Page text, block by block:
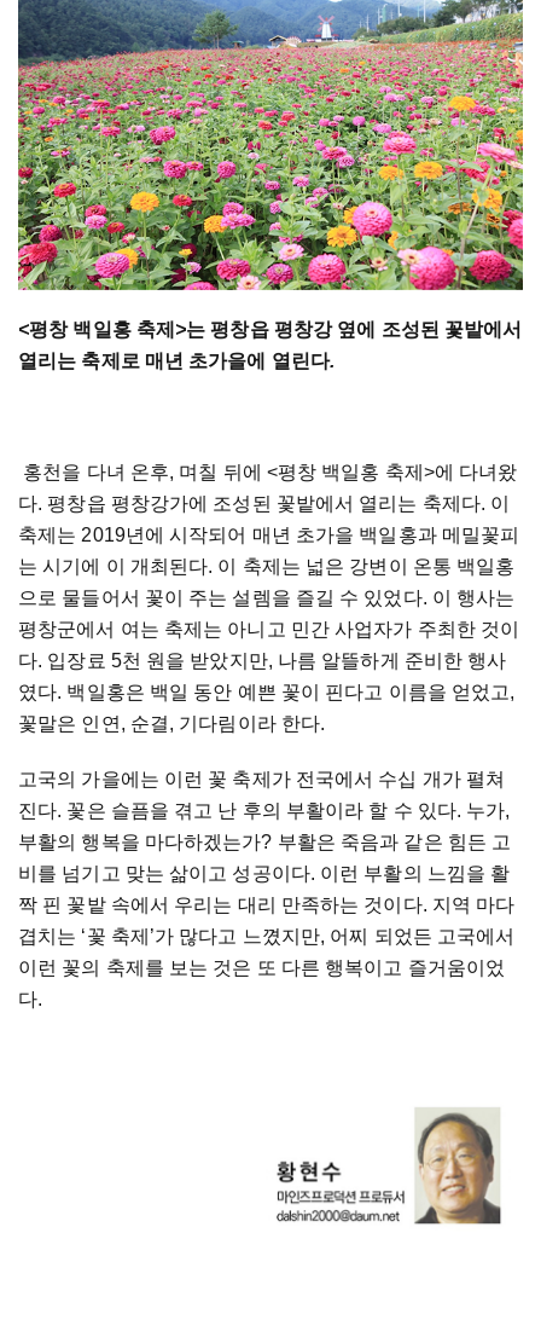
<평창 백일홍 축제 >는 평창읍 평창강 옆에 조성된 꽃밭에서
열리는 축제로 매년 초가을에 열린다.
홍천을 다녀 온후, 며칠 뒤에 <평창 백일홍 축제>에 다녀왔
다. 평창읍 평창강가에 조성된 꽃밭에서 열리는 축제다. 이
축제는 2019년에 시작되어 매년 초가을 백일홍과 메밀꽃피
는 시기에 이 개최된다. 이 축제는 넓은 강변이 온통 백일홍
으로 물들어서 꽃이 주는 설렘을 즐길 수 있었다. 이 행사는
평창군에서 여는 축제는 아니고 민간 사업자가 주최한 것이
다. 입장료 5천 원을 받았지만, 나름 알뜰하게 준비한 행사
였다. 백일홍은 백일 동안 예쁜 꽃이 핀다고 이름을 얻었고,
꽃말은 인연, 순결, 기다림이라 한다.
고국의 가을에는 이런 꽃 축제가 전국에서 수십 개가 펼쳐
진다. 꽃은 슬픔을 겪고 난 후의 부활이라 할 수 있다. 누가,
부활의 행복을 마다하겠는가? 부활은 죽음과 같은 힘든 고
비를 넘기고 맞는 삶이고 성공이다. 이런 부활의 느낌을 활
짝 핀 꽃밭 속에서 우리는 대리 만족하는 것이다. 지역 마다
겹치는 ‘꽃 축제’가 많다고 느꼈지만, 어찌 되었든 고국에서
이런 꽃의 축제를 보는 것은 또 다른 행복이고 즐거움이었
다.